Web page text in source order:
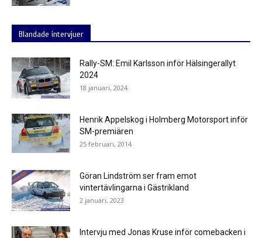
Blandade intervjuer
Rally-SM: Emil Karlsson inför Hälsingerallyt
2024
18 januari, 2024
Henrik Appelskog i Holmberg Motorsport inför
SM-premiären
25 februari, 2014
Göran Lindström ser fram emot
vintertävlingarna i Gästrikland
2 januari, 2023
Intervju med Jonas Kruse inför comebacken i